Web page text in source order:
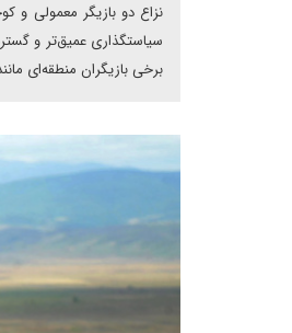
نزاع دو بازیگر معمولی و
سیاستگذاری عمیق‌تر و
برخی بازیگران منطقه‌ای